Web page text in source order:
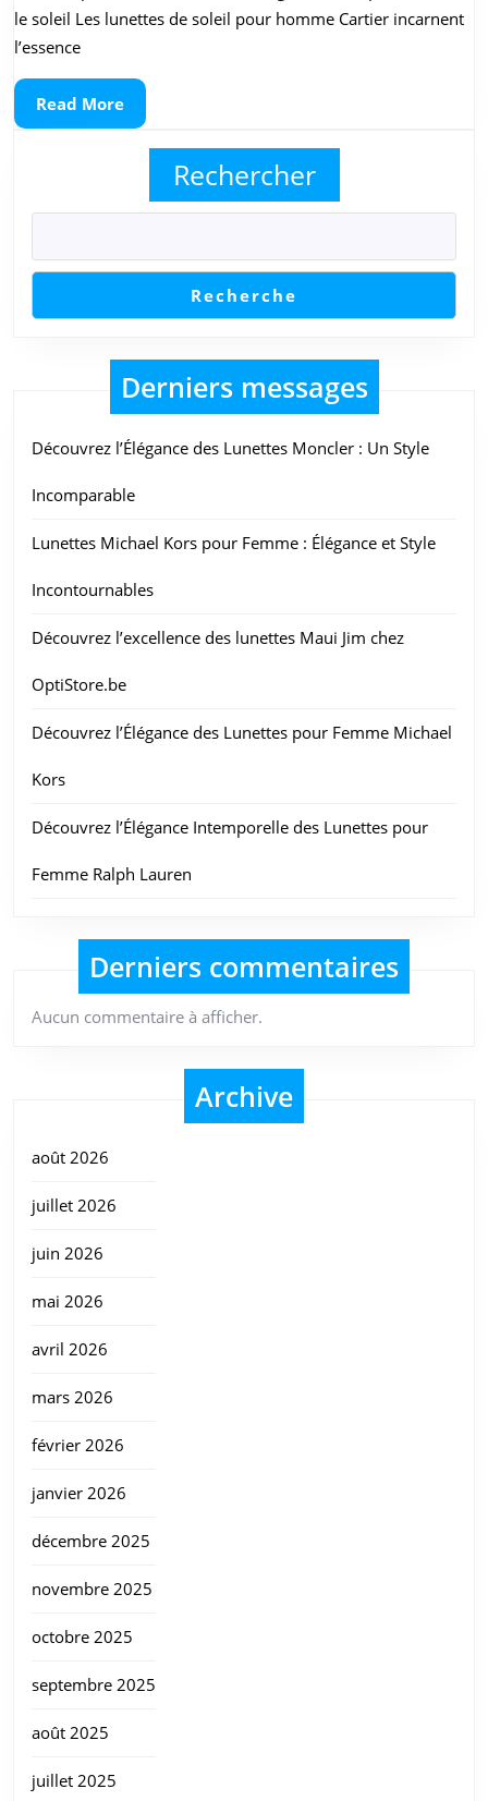
:
Homme
Cartier
le soleil Les lunettes de soleil pour homme Cartier incarnent
l’essence
Read MoreRead
More
Rechercher
Recherche
Derniers messages
Découvrez l’Élégance des Lunettes Moncler : Un Style
Incomparable
Lunettes Michael Kors pour Femme : Élégance et Style
Incontournables
Découvrez l’excellence des lunettes Maui Jim chez
OptiStore.be
Découvrez l’Élégance des Lunettes pour Femme Michael
Kors
Découvrez l’Élégance Intemporelle des Lunettes pour
Femme Ralph Lauren
Derniers commentaires
Aucun commentaire à afficher.
Archive
août 2026
juillet 2026
juin 2026
mai 2026
avril 2026
mars 2026
février 2026
janvier 2026
décembre 2025
novembre 2025
octobre 2025
septembre 2025
août 2025
juillet 2025